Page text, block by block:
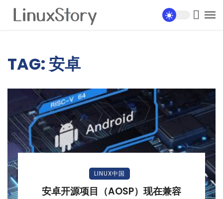
TAG: 安卓
LINUX中国
安卓开源项目（AOSP）现在兼容